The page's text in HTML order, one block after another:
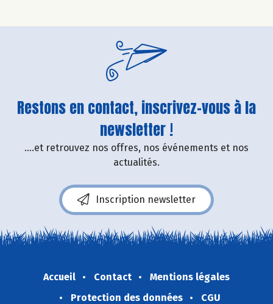
Restons en contact, inscrivez-vous à la
newsletter !
....et retrouvez nos offres, nos événements et nos
actualités.
Inscription newsletter
Accueil Contact
Mentions légales
Protection des données
CGU